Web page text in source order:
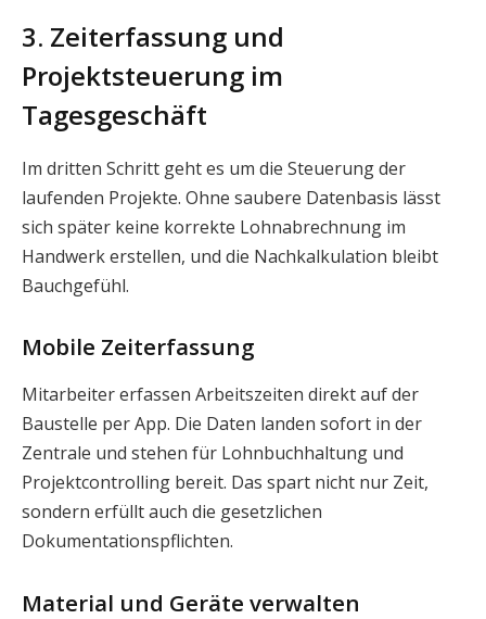
3. Zeiterfassung und
Projektsteuerung im
Tagesgeschäft
Im dritten Schritt geht es um die Steuerung der
laufenden Projekte. Ohne saubere Datenbasis lässt
sich später keine korrekte Lohnabrechnung im
Handwerk erstellen, und die Nachkalkulation bleibt
Bauchgefühl.
Mobile Zeiterfassung
Mitarbeiter erfassen Arbeitszeiten direkt auf der
Baustelle per App. Die Daten landen sofort in der
Zentrale und stehen für Lohnbuchhaltung und
Projektcontrolling bereit. Das spart nicht nur Zeit,
sondern erfüllt auch die gesetzlichen
Dokumentationspflichten.
Material und Geräte verwalten